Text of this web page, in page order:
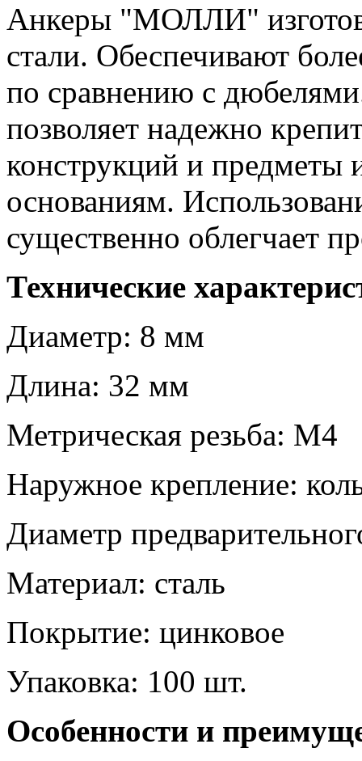
Анкеры "МОЛЛИ"
стали. Обеспечивают
по сравнению с
позволяет надежно
конструкций и предметы
основаниям.
существенно облегчает
Технические
Диаметр: 8 мм
Длина: 32 мм
Метрическая резьба: М4
Наружное крепление:
Диаметр
Материал: сталь
Покрытие: цинковое
Упаковка: 100 шт.
Особенности и